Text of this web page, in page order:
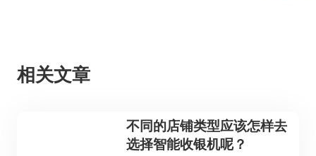
相关文章
不同的店铺类型应该怎样去
选择智能收银机呢？